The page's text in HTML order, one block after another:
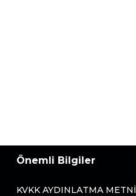
Önemli Bilgiler
KVKK AYDINLATMA METNI